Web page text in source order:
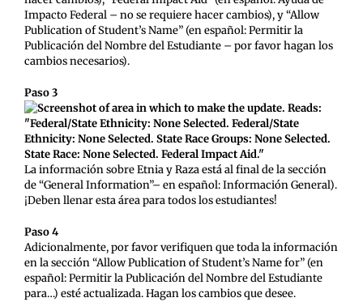
Impacto Federal – no se requiere hacer cambios), y “Allow
Publication of Student’s Name” (en español: Permitir la
Publicación del Nombre del Estudiante – por favor hagan los
cambios necesarios).
Paso 3
La información sobre Etnia y Raza está al final de la sección
de “General Information”– en español: Información General).
¡Deben llenar esta área para todos los estudiantes!
Paso 4
Adicionalmente, por favor verifiquen que toda la información
en la sección “Allow Publication of Student’s Name for” (en
español: Permitir la Publicación del Nombre del Estudiante
para…) esté actualizada. Hagan los cambios que desee.